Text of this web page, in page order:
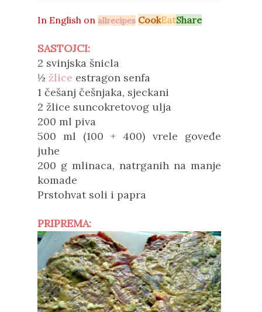
In English on allrecipes CookEatShare
SASTOJCI:
2 svinjska šnicla
½ žlice estragon senfa
1 češanj češnjaka, sjeckani
2 žlice suncokretovog ulja
200 ml piva
500 ml (100 + 400) vrele goveđe
juhe
200 g mlinaca, natrganih na manje
komade
Prstohvat soli i papra
PRIPREMA: